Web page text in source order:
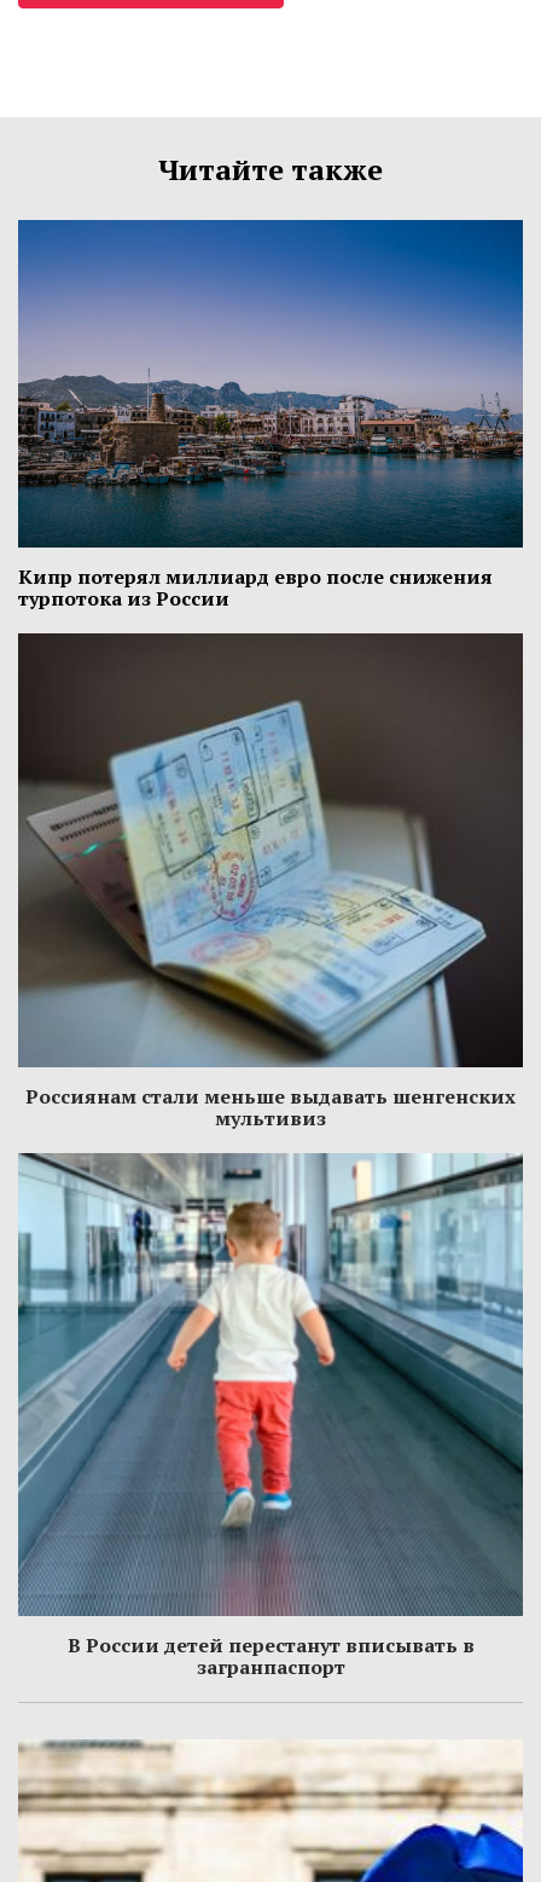
Читайте также
Кипр потерял миллиард евро после снижения
турпотока из России
Россиянам стали меньше выдавать шенгенских
мультивиз
В России детей перестанут вписывать в
загранпаспорт